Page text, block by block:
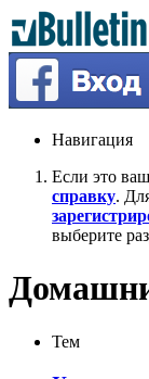
Навигация
Если это
справку.
выберите
Тем